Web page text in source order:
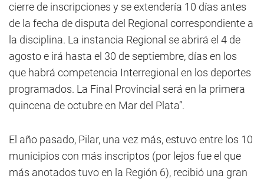
cierre de inscripciones y se extendería 10 días antes
de la fecha de disputa del Regional correspondiente a
la disciplina. La instancia Regional se abrirá el 4 de
agosto e irá hasta el 30 de septiembre, días en los
que habrá competencia Interregional en los deportes
programados. La Final Provincial será en la primera
quincena de octubre en Mar del Plata”.
El año pasado, Pilar, una vez más, estuvo entre los 10
municipios con más inscriptos (por lejos fue el que
más anotados tuvo en la Región 6), recibió una gran